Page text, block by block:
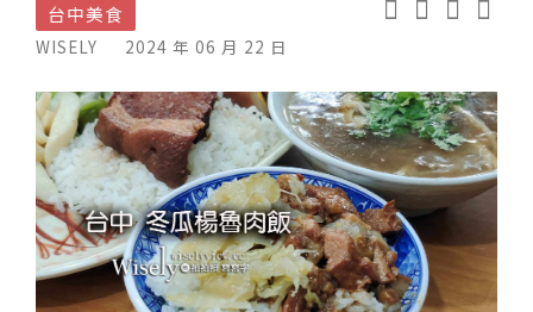
台中美食
WISELY 2024 年 06 月 22 日